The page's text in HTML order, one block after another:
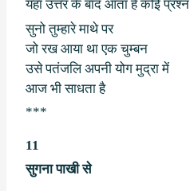
यहाँ उत्तर के बाद आता है कोई प्रश्न
सुनो तुम्हारे माथे पर
जो रख आया था एक चुम्बन
उसे पतंजलि अपनी योग मुद्रा में
आज भी साधता है
***
11
सुगना पाखी से